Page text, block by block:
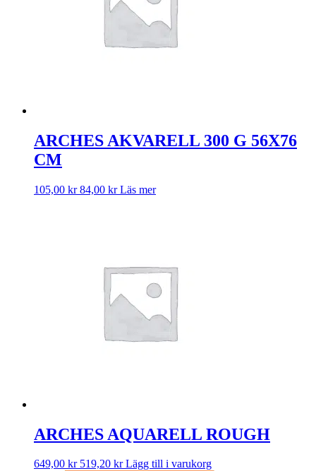
ARCHES AKVARELL 300 G 56X76
CM
105,00 kr 84,00 kr Läs mer
ARCHES AQUARELL ROUGH
649,00 kr 519,20 kr Lägg till i varukorg